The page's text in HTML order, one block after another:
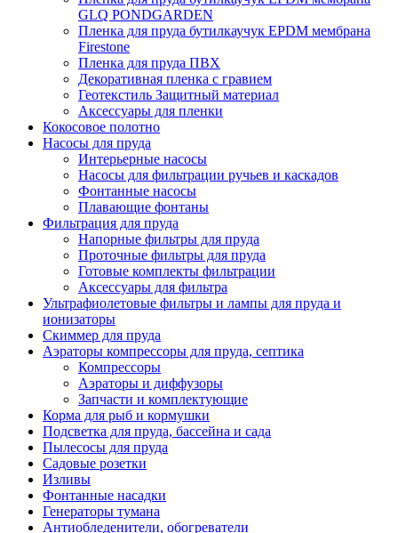
GLQ PONDGARDEN
Пленка для пруда бутилкаучук EPDM мембрана
Firestone
Пленка для пруда ПВХ
Декоративная пленка с гравием
Геотекстиль Защитный материал
Аксессуары для пленки
Кокосовое полотно
Насосы для пруда
Интерьерные насосы
Насосы для фильтрации ручьев и каскадов
Фонтанные насосы
Плавающие фонтаны
Фильтрация для пруда
Напорные фильтры для пруда
Проточные фильтры для пруда
Готовые комплекты фильтрации
Аксессуары для фильтра
Ультрафиолетовые фильтры и лампы для пруда и
ионизаторы
Скиммер для пруда
Аэраторы компрессоры для пруда, септика
Компрессоры
Аэраторы и диффузоры
Запчасти и комплектующие
Корма для рыб и кормушки
Подсветка для пруда, бассейна и сада
Пылесосы для пруда
Садовые розетки
Изливы
Фонтанные насадки
Генераторы тумана
Антиобледенители, обогреватели